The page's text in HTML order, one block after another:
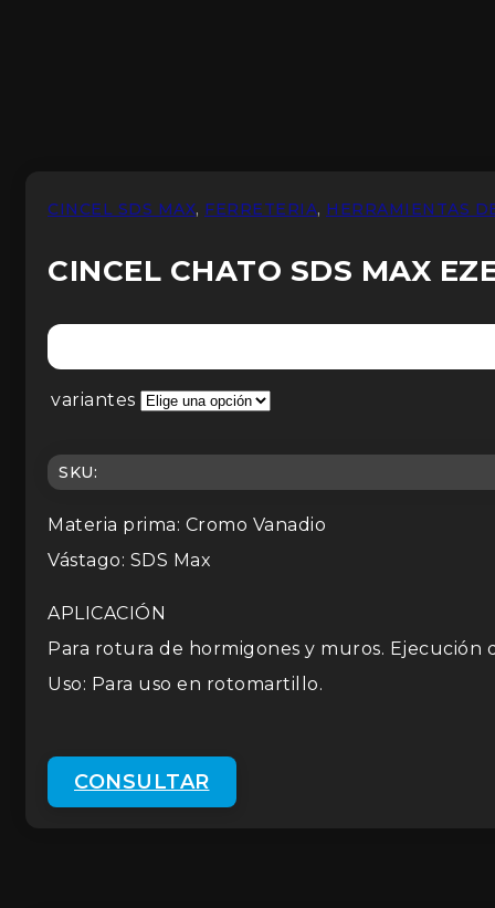
CINCEL SDS MAX, FERRETERIA, HERRAMIENTAS
CINCEL CHATO SDS MAX
variantes
SKU:
Materia prima: Cromo Vanadio
Vástago: SDS Max
APLICACIÓN
Para rotura de hormigones y muros. Ejecución
Uso: Para uso en rotomartillo.
CONSULTAR